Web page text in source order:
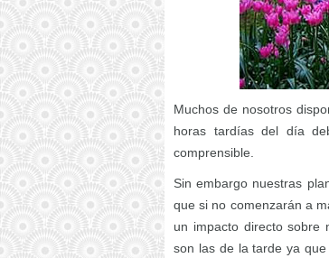
Muchos de nosotros
horas tardías del día
comprensible.
Sin embargo nuestras
que si no comenzarán a
un impacto directo sobre
son las de la tarde ya